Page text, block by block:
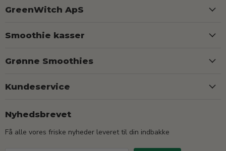
GreenWitch ApS
Smoothie kasser
Grønne Smoothies
Kundeservice
Nyhedsbrevet
Få alle vores friske nyheder leveret til din indbakke